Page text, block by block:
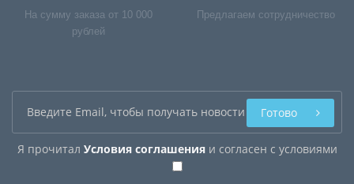
На сумму заказа от 10 000
рублей
Предлагаем сотрудничество
Я прочитал Условия соглашенияи согласен с условиями
Готово